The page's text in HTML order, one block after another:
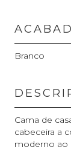
Branco
Cama de
cabeceira a
moderno ao